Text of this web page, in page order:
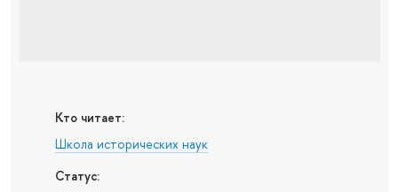
Кто читает:
Школа исторических наук
Статус: